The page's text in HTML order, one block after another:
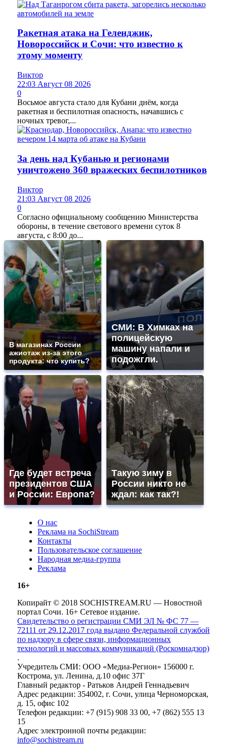
Ракетная атака на Геленджик,
Новороссийск и Сочи: что известно к
этому моменту
Виктор
22:03 Август 08 2026
0
Восьмое августа стало для Кубани днём, когда
ракетная и беспилотная опасность, начавшись с
ночных тревог,...
За день над Кубанью и регионами
уничтожено 360 вражеских беспилотников
Виктор
21:03 Август 08 2026
0
Согласно официальному сообщению Министерства
обороны, в течение светового времени суток 8
августа, с 8:00 до...
В магазинах России
ажиотаж из-за этого
продукта: что купить?
СМИ: В Химках на
полицейскую
машину напали и
подожгли.
Где будет встреча
президентов США
и России: Европа?
Такую зиму в
России никто не
ждал: как так?!
О нас
Реклама на SochiStream
Контакты
Пользовательское соглашение
Народная медиа-группа
Реклама
16+
Копирайт © 2018 SOCHISTREAM.RU — Новостной
портал Сочи. 16+ Сетевое издание.
Свидетельство о регистрации СМИ ЭЛ № ФС 77 —
72111 от 29.12.2017 года выдано Федеральной службой
по надзору в сфере связи, информационных
технологий и массовых коммуникаций (Роскомнадзор)
.
Учредитель СМИ: ООО «Медиа-Регион» 156000 г.
Кострома, ул. Ленина, д.10 офис 37Г
Главный редактор - Ратьков Андрей Геннадьевич
Адрес редакции: 354002, г. Сочи, улица Черноморская,
д. 15, офис 102
Телефон редакции: +7 (915) 908 33 00, +7 (862) 555 13
15
Адрес электронной почты редакции:
info@sochistream.ru